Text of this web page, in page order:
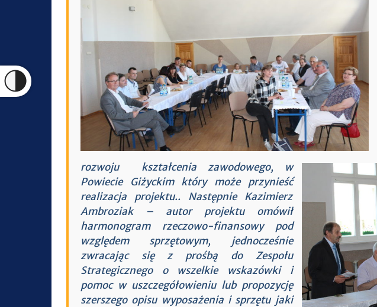
rozwoju kształcenia zawodowego, w
Powiecie Giżyckim który może przynieść
realizacja projektu.. Następnie Kazimierz
Ambroziak – autor projektu omówił
harmonogram rzeczowo-finansowy pod
względem sprzętowym, jednocześnie
zwracając się z prośbą do Zespołu
Strategicznego o wszelkie wskazówki i
pomoc w uszczegółowieniu lub propozycję
szerszego opisu wyposażenia i sprzętu jaki